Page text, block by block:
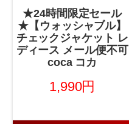
★24時間限定セール
★【ウォッシャブル】
チェックジャケット レ
ディース メール便不可
coca コカ
1,990円